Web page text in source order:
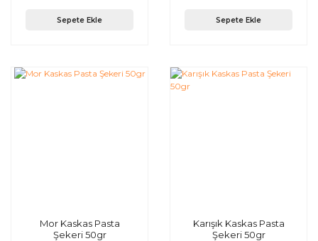
Sepete Ekle Sepete Ekle
Mor Kaskas Pasta
Şekeri 50gr
Karışık Kaskas Pasta
Şekeri 50gr